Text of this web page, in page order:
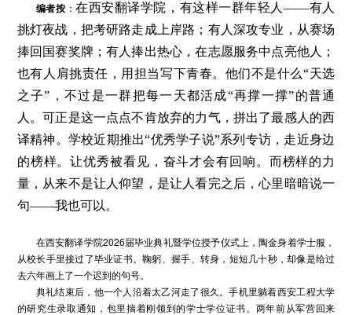
编者按 ：在西安翻译学院，有这样一群年轻人——有人
挑灯夜战，把考研路走成上岸路；有人深攻专业，从赛场
捧回国赛奖牌；有人捧出热心，在志愿服务中点亮他人；
也有人肩挑责任，用担当写下青春。他们不是什么“天选
之子”，不过是一群把每一天都活成“再撑一撑”的普通
人。可正是这一点点不肯放弃的力气，拼出了最感人的西
译精神。学校近期推出“优秀学子说”系列专访，走近身边
的榜样。让优秀被看见，奋斗才会有回响。而榜样的力
量，从来不是让人仰望，是让人看完之后，心里暗暗说一
句——我也可以。
在西安翻译学院2026届毕业典礼暨学位授予仪式上，陶金身着学士服，
从校长手里接过了毕业证书。鞠躬、握手、转身，短短几十秒，却像是给过
去六年画上了一个迟到的句号。
典礼结束后，他一个人沿着太乙河走了很久。手机里躺着西安工程大学
的研究生录取通知，包里揣着刚领到的学士学位证书。两年前从军营回来